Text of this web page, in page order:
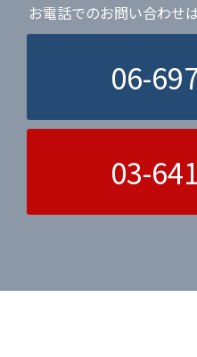
お電話でのお問い合わせ
06-
03-